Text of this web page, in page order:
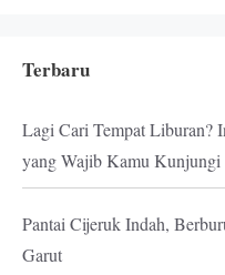
Terbaru
Lagi Cari Tempat Liburan?
yang Wajib Kamu Kunjungi
Pantai Cijeruk Indah,
Garut